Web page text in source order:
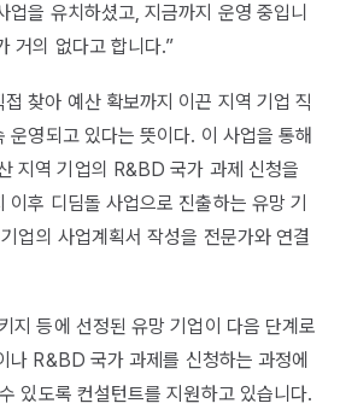
업을 유치하셨고, 지금까지 운영 중입니
거의 없다고 합니다.”
찾아 예산 확보까지 이끈 지역 기업 직
운영되고 있다는 뜻이다. 이 사업을 통해
지역 기업의 R&BD 국가 과제 신청을
이후 디딤돌 사업으로 진출하는 유망 기
업의 사업계획서 작성을 전문가와 연결
지 등에 선정된 유망 기업이 다음 단계로
나 R&BD 국가 과제를 신청하는 과정에
있도록 컨설턴트를 지원하고 있습니다.